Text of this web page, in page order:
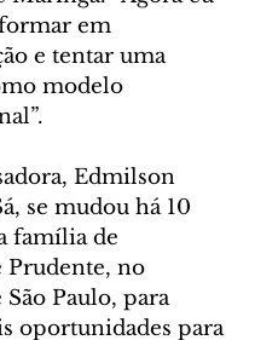
em
e tentar uma
modelo
Edmilson
se mudou há 10
família de
Prudente, no
Paulo, para
oportunidades para